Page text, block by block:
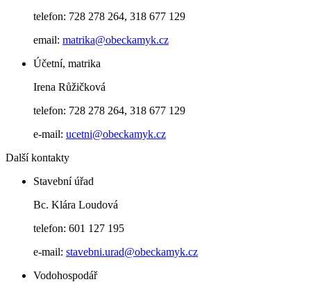
telefon: 728 278 264, 318 677 129
email: matrika@obeckamyk.cz
Účetní, matrika
Irena Růžičková
telefon: 728 278 264, 318 677 129
e-mail: ucetni@obeckamyk.cz
Další kontakty
Stavební úřad
Bc. Klára Loudová
telefon: 601 127 195
e-mail: stavebni.urad@obeckamyk.cz
Vodohospodář